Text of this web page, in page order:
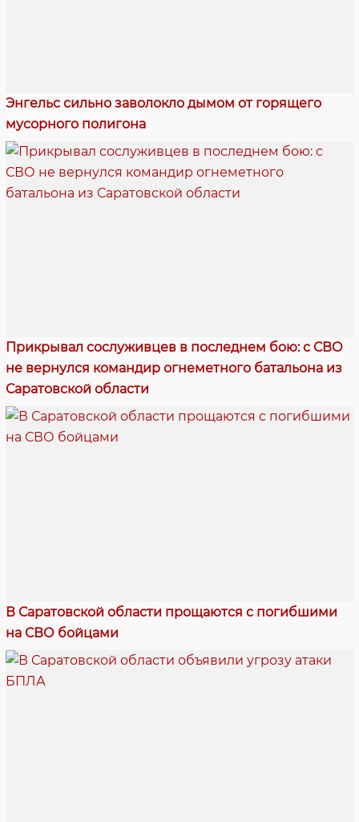
Энгельс сильно заволокло дымом от горящего
мусорного полигона
Прикрывал сослуживцев в последнем бою: с СВО
не вернулся командир огнеметного батальона из
Саратовской области
В Саратовской области прощаются с погибшими
на СВО бойцами